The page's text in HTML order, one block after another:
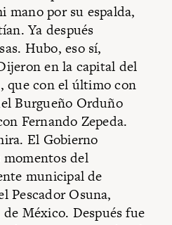
mano por su espalda,
Ya después
Hubo, eso sí,
en la capital del
que con el último con
Burgueño Orduño
Fernando Zepeda.
El Gobierno
momentos del
municipal de
Pescador Osuna,
México. Después fue